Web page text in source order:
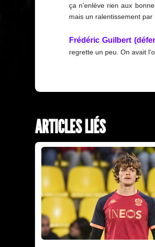
ça n'enlève rien aux
mais un ralentissement
Frédéric Guilbert
regrette un peu. On avait
ARTICLES LIÉS